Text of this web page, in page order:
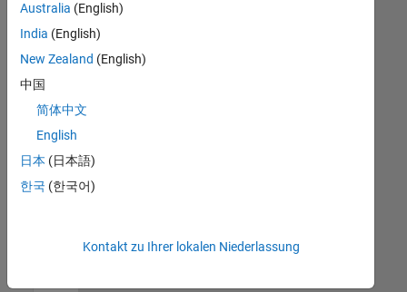
keine
offenen
Stellen
können,
die
Ihren
entsprechen,
werden
unseres
Australia (English)
India (English)
New Zealand (English)
中国
简体中文
English
日本 (日本語)
한국 (한국어)
Kontakt zu Ihrer lokalen Niederlassung